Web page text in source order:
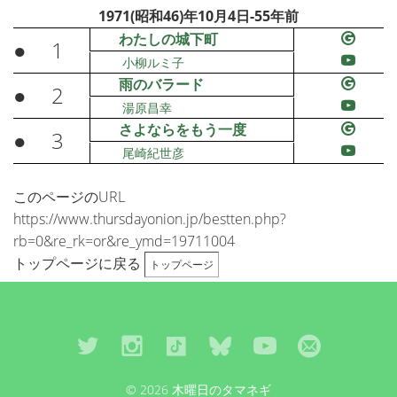
1971(昭和46)年10月4日-55年前
● 1 わたしの城下町
小柳ルミ子
● 2 雨のバラード
湯原昌幸
● 3 さよならをもう一度
尾崎紀世彦
このページのURL
https://www.thursdayonion.jp/bestten.php?
rb=0&re_rk=or&re_ymd=19711004
トップページに戻る
トップページ
© 2026 木曜日のタマネギ